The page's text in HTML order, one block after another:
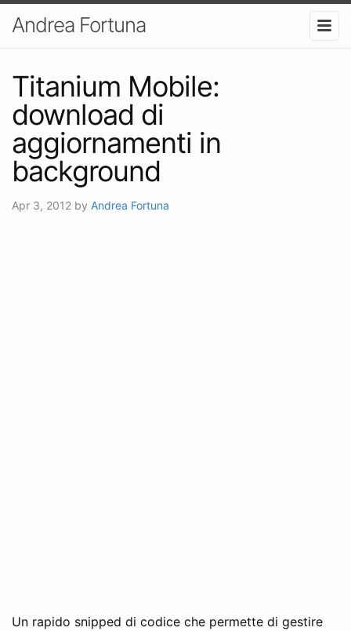
Andrea Fortuna
Titanium Mobile:
download di
aggiornamenti in
background
Apr 3, 2012 by Andrea Fortuna
Un rapido snipped di codice che permette di gestire